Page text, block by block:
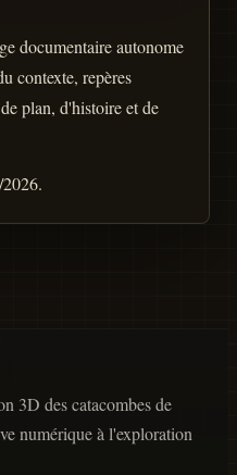
documentaire autonome
contexte, repères
plan, d'histoire et de
.
3D des catacombes de
numérique à l'exploration